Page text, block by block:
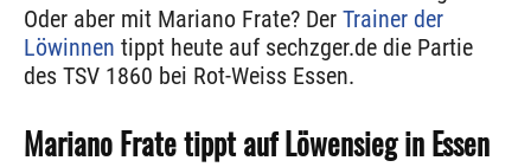
Oder aber mit Mariano Frate? Der Trainer der
Löwinnen tippt heute auf sechzger.de die Partie
des TSV 1860 bei Rot-Weiss Essen.
Mariano Frate tippt auf Löwensieg in Essen